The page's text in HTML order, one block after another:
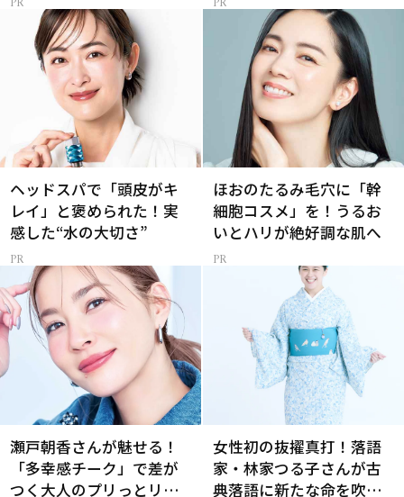
ヘッドスパで「頭皮がキ
レイ」と褒められた！実
感した“水の大切さ”
ほおのたるみ毛穴に「幹
細胞コスメ」を！うるお
いとハリが絶好調な肌へ
瀬戸朝香さんが魅せる！
「多幸感チーク」で差が
つく大人のプリっとリフ
女性初の抜擢真打！落語
家・林家つる子さんが古
典落語に新たな命を吹き